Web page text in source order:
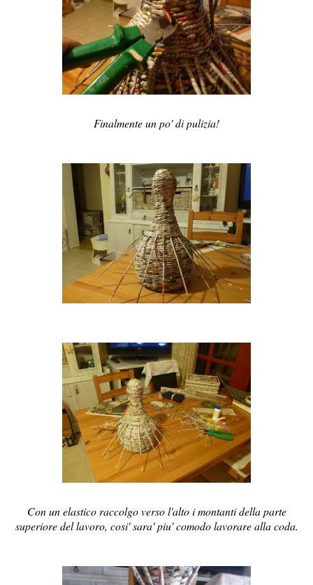
Finalmente un po' di pulizia!
Con un elastico raccolgo verso l'alto i montanti della parte
superiore del lavoro, cosi' sara' piu' comodo lavorare alla coda.